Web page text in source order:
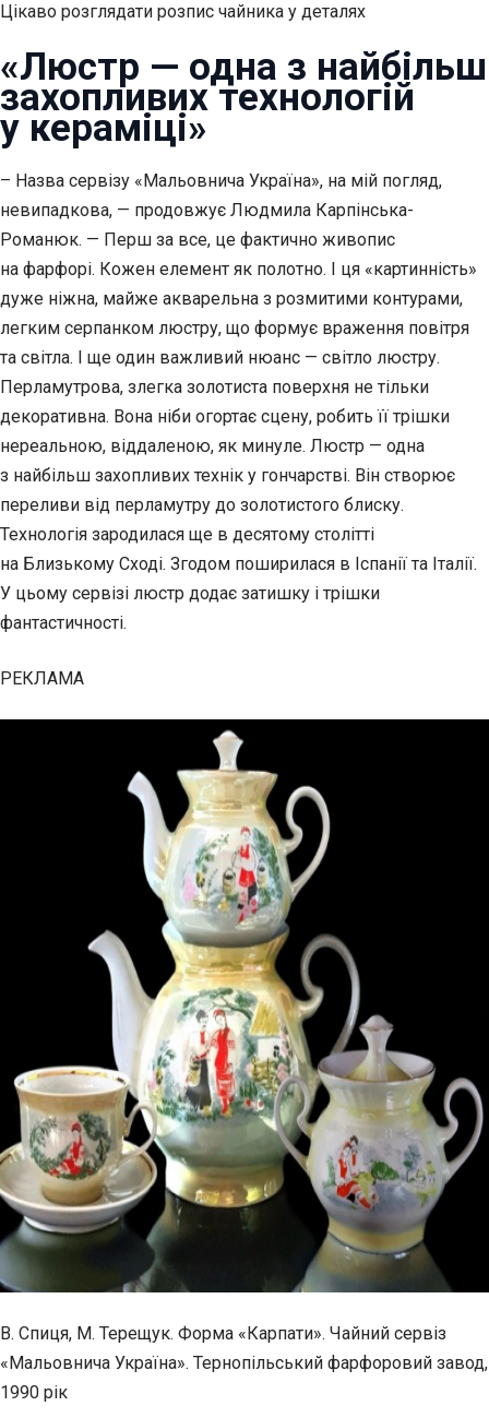
Цікаво розглядати розпис чайника у деталях
«Люстр — одна з найбільш
захопливих технологій
у кераміці»
– Назва сервізу «Мальовнича Україна», на мій погляд,
невипадкова, — продовжує Людмила Карпінська-
Романюк. — Перш за все, це фактично живопис
на фарфорі. Кожен елемент як полотно. І ця «картинність»
дуже ніжна, майже акварельна з розмитими контурами,
легким серпанком люстру, що формує враження повітря
та світла. І ще один важливий нюанс — світло люстру.
Перламутрова, злегка золотиста поверхня не тільки
декоративна. Вона ніби огортає сцену, робить її трішки
нереальною, віддаленою, як минуле. Люстр — одна
з найбільш захопливих технік у гончарстві. Він створює
переливи від перламутру до золотистого блиску.
Технологія зародилася ще в десятому столітті
на Близькому Сході. Згодом поширилася в Іспанії та Італії.
У цьому сервізі люстр додає затишку і трішки
фантастичності.
РЕКЛАМА
В. Спиця, М. Терещук. Форма «Карпати». Чайний сервіз
«Мальовнича Україна». Тернопільський фарфоровий завод,
1990 рік